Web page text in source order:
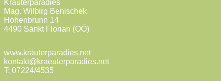
Kräuterparadies
Mag. Wilbirg Benischek
Hohenbrunn 14
4490 Sankt Florian (OÖ)
www.kräuterparadies.net
kontakt@kraeuterparadies.net
T: 07224/4535